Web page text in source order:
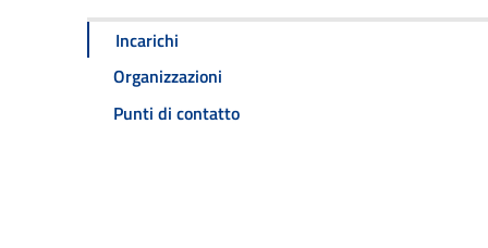
Incarichi
Organizzazioni
Punti di contatto